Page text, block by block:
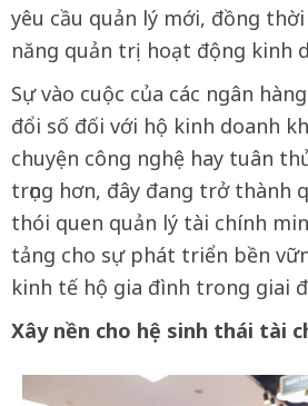
yêu cầu quản lý mới, đồng
năng quản trị hoạt động kinh
Sự vào cuộc của các ngân
đổi số đối với hộ kinh doanh
chuyện công nghệ hay tuân
trọng hơn, đây đang trở thành
thói quen quản lý tài chính
tảng cho sự phát triển bền
kinh tế hộ gia đình trong giai
Xây nền cho hệ sinh thái tài